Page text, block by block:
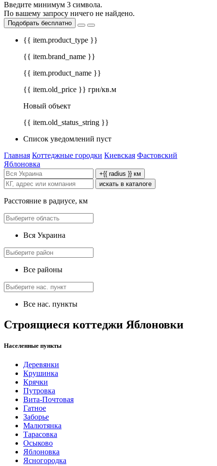
Введите минимум 3 символа.
По вашему запросу ничего не найдено.
Подобрать бесплатно
{{ item.product_type }}
{{ item.brand_name }}
{{ item.product_name }}
{{ item.old_price }} грн/кв.м
Новый объект
{{ item.old_status_string }}
Список уведомлений пуст
Главная Коттеджные городки Киевская Фастовский
Яблоновка
+{{ radius }} км
искать в каталоге
Расстояние в радиусе, км
Вся Украина
Все районы
Все нас. пункты
Строящиеся коттеджи Яблоновки
Населенные пункты
Деревянки
Крушинка
Крячки
Путровка
Вита-Почтовая
Гатное
Заборье
Малютянка
Тарасовка
Осыково
Яблоновка
Ясногородка